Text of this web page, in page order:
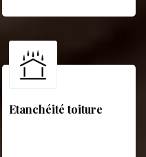
Etanchéité toiture